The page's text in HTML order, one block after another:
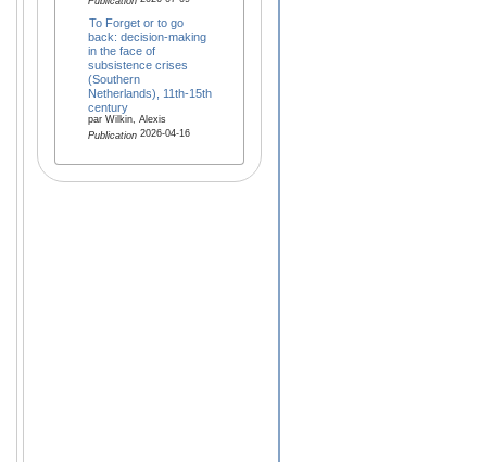
To Forget or to go
back: decision-making
in the face of
subsistence crises
(Southern
Netherlands), 11th-15th
century
par Wilkin, Alexis
Publication2026-04-16